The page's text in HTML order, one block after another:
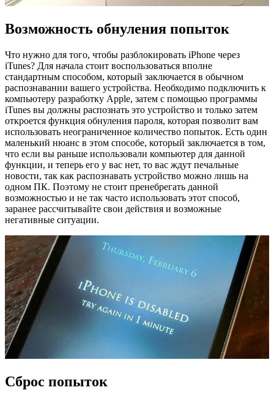
Возможность обнуления попыток
Что нужно для того, чтобы разблокировать iPhone через
iTunes? Для начала стоит воспользоваться вполне
стандартным способом, который заключается в обычном
распознавании вашего устройства. Необходимо подключить к
компьютеру разработку Apple, затем с помощью программы
iTunes вы должны распознать это устройство и только затем
откроется функция обнуления пароля, которая позволит вам
использовать неограниченное количество попыток. Есть один
маленький нюанс в этом способе, который заключается в том,
что если вы раньше использовали компьютер для данной
функции, и теперь его у вас нет, то вас ждут печальные
новости, так как распознавать устройство можно лишь на
одном ПК. Поэтому не стоит пренебрегать данной
возможностью и не так часто использовать этот способ,
заранее рассчитывайте свои действия и возможные
негативные ситуации.
Сброс попыток